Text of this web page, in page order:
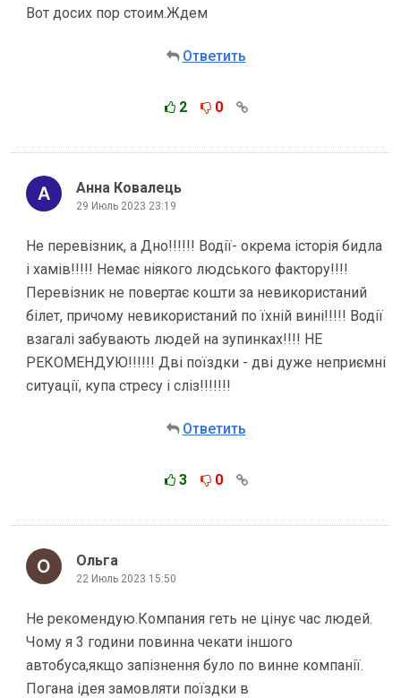
Вот досих пор стоим.Ждем
Ответить
2 0
Анна Ковалець
29 Июль 2023 23:19
Не перевізник, а Дно!!!!!! Водії- окрема історія бидла
і хамів!!!!! Немає ніякого людського фактору!!!!
Перевізник не повертає кошти за невикористаний
білет, причому невикористаний по їхній вині!!!!! Водії
взагалі забувають людей на зупинках!!!! НЕ
РЕКОМЕНДУЮ!!!!!! Дві поїздки - дві дуже неприємні
ситуації, купа стресу і сліз!!!!!!!
Ответить
3 0
Ольга
22 Июль 2023 15:50
Не рекомендую.Компания геть не цінує час людей.
Чому я 3 години повинна чекати іншого
автобуса,якщо запізнення було по винне компанії.
Погана ідея замовляти поїздки в